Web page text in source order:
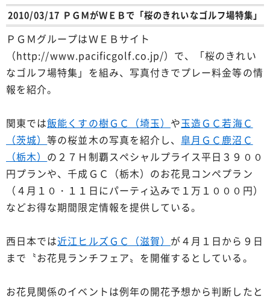
2010/03/17 ＰＧＭがＷＥＢで「桜のきれいなゴルフ場特集」
ＰＧＭグループはＷＥＢサイト
（http://www.pacificgolf.co.jp/）で、「桜のきれい
なゴルフ場特集」を組み、写真付きでプレー料金等の情
報を紹介。
関東では飯能くすの樹ＧＣ（埼玉） や玉造ＧＣ若海Ｃ
（茨城）等の桜並木の写真を紹介し、皐月ＧＣ鹿沼Ｃ
（栃木） の２７Ｈ制覇スペシャルプライス平日３９００
円プランや、千成ＧＣ（栃木）のお花見コンペプラン
（４月１０・１１日にパーティ込みで１万１０００円）
などお得な期間限定情報を提供している。
西日本では近江ヒルズＧＣ（滋賀） が４月１日から９日
まで〝お花見ランチフェア〟を開催するとしている。
お花見関係のイベントは例年の開花予想から判断したと